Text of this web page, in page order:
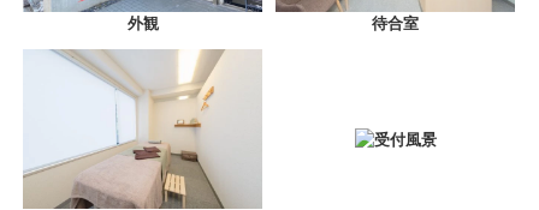
外観 待合室
受付風景